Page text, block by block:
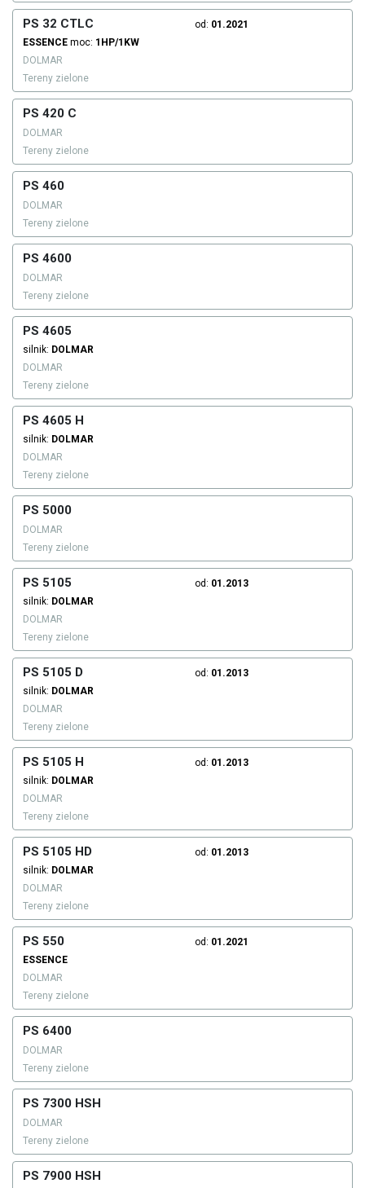
PS 32 CTLC od: 01.2021
ESSENCE moc: 1HP/1KW
DOLMAR
Tereny zielone
PS 420 C
DOLMAR
Tereny zielone
PS 460
DOLMAR
Tereny zielone
PS 4600
DOLMAR
Tereny zielone
PS 4605
silnik: DOLMAR
DOLMAR
Tereny zielone
PS 4605 H
silnik: DOLMAR
DOLMAR
Tereny zielone
PS 5000
DOLMAR
Tereny zielone
PS 5105 od: 01.2013
silnik: DOLMAR
DOLMAR
Tereny zielone
PS 5105 D od: 01.2013
silnik: DOLMAR
DOLMAR
Tereny zielone
PS 5105 H od: 01.2013
silnik: DOLMAR
DOLMAR
Tereny zielone
PS 5105 HD od: 01.2013
silnik: DOLMAR
DOLMAR
Tereny zielone
PS 550 od: 01.2021
ESSENCE
DOLMAR
Tereny zielone
PS 6400
DOLMAR
Tereny zielone
PS 7300 HSH
DOLMAR
Tereny zielone
PS 7900 HSH